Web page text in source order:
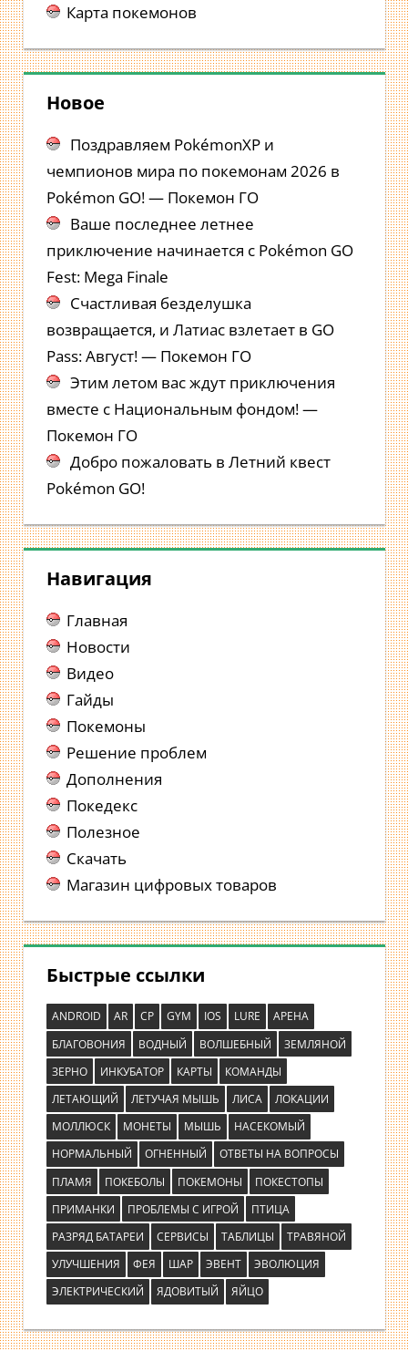
Карта покемонов
Новое
Поздравляем PokémonXP и
чемпионов мира по покемонам 2026 в
Pokémon GO! — Покемон ГО
Ваше последнее летнее
приключение начинается с Pokémon GO
Fest: Mega Finale
Счастливая безделушка
возвращается, и Латиас взлетает в GO
Pass: Август! — Покемон ГО
Этим летом вас ждут приключения
вместе с Национальным фондом! —
Покемон ГО
Добро пожаловать в Летний квест
Pokémon GO!
Навигация
Главная
Новости
Видео
Гайды
Покемоны
Решение проблем
Дополнения
Покедекс
Полезное
Скачать
Магазин цифровых товаров
Быстрые ссылки
ANDROID AR CP GYM IOS LURE
АРЕНА
БЛАГОВОНИЯ
ВОДНЫЙ ВОЛШЕБНЫЙ
ЗЕМЛЯНОЙ
ЗЕРНО
ИНКУБАТОР КАРТЫ
КОМАНДЫ
ЛЕТАЮЩИЙ
ЛЕТУЧАЯ МЫШЬ ЛИСА
ЛОКАЦИИ
МОЛЛЮСК
МОНЕТЫ МЫШЬ
НАСЕКОМЫЙ
НОРМАЛЬНЫЙ
ОГНЕННЫЙ
ОТВЕТЫ НА ВОПРОСЫ
ПЛАМЯ
ПОКЕБОЛЫ ПОКЕМОНЫ
ПОКЕСТОПЫ
ПРИМАНКИ
ПРОБЛЕМЫ С ИГРОЙ
ПТИЦА
РАЗРЯД БАТАРЕИ
СЕРВИСЫ ТАБЛИЦЫ
ТРАВЯНОЙ
УЛУЧШЕНИЯ
ФЕЯ ШАР ЭВЕНТ
ЭВОЛЮЦИЯ
ЭЛЕКТРИЧЕСКИЙ
ЯДОВИТЫЙ ЯЙЦО